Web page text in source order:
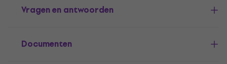
Vragen en antwoorden
Documenten